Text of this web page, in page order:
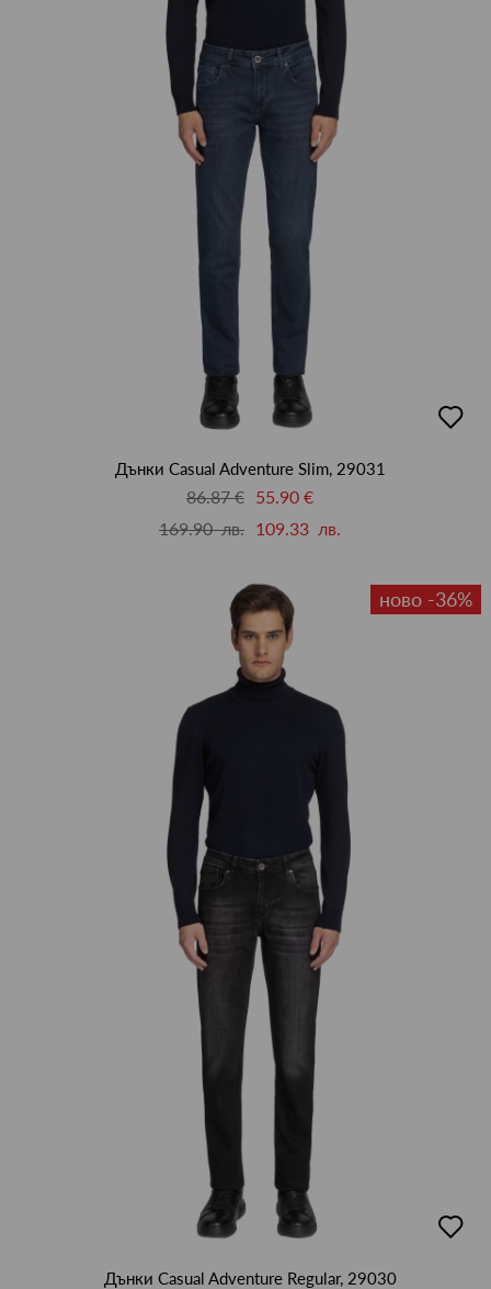
в
Дънки Casual Adventure Slim, 29031
86.87 € 55.90 €
169.90 лв. 109.33 лв.
ново -36%
в
Дънки Casual Adventure Regular, 29030